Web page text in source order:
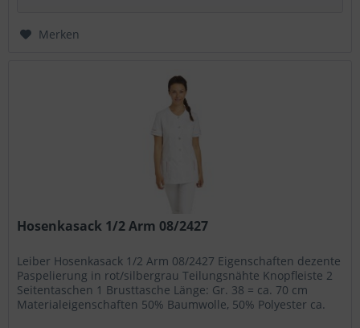
Merken
Hosenkasack 1/2 Arm 08/2427
Leiber Hosenkasack 1/2 Arm 08/2427 Eigenschaften dezente
Paspelierung in rot/silbergrau Teilungsnähte Knopfleiste 2
Seitentaschen 1 Brusttasche Länge: Gr. 38 = ca. 70 cm
Materialeigenschaften 50% Baumwolle, 50% Polyester ca.